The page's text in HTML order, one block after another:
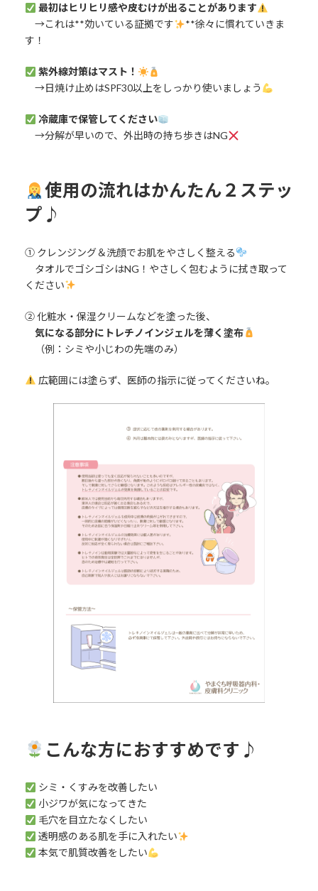
最初はヒリヒリ感や皮むけが出ることがあります
→これは**効いている証拠です
**徐々に慣れていきま
す！
紫外線対策はマスト！
→日焼け止めはSPF30以上をしっかり使いましょう
冷蔵庫で保管してください
→分解が早いので、外出時の持ち歩きはNG
使用の流れはかんたん２ステッ
プ♪
① クレンジング＆洗顔でお肌をやさしく整える
タオルでゴシゴシはNG！やさしく包むように拭き取って
ください
② 化粧水・保湿クリームなどを塗った後、
気になる部分にトレチノインジェルを薄く塗布
（例：シミや小じわの先端のみ）
広範囲には塗らず、医師の指示に従ってくださいね。
こんな方におすすめです♪
シミ・くすみを改善したい
小ジワが気になってきた
毛穴を目立たなくしたい
透明感のある肌を手に入れたい
本気で肌質改善をしたい